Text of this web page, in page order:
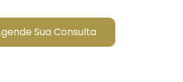
Sua Consulta